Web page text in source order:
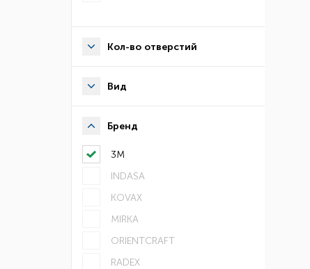
Кол-во отверстий
Вид
Бренд
3М
INDASA
KOVAX
MIRKA
ORIENTCRAFT
RADEX